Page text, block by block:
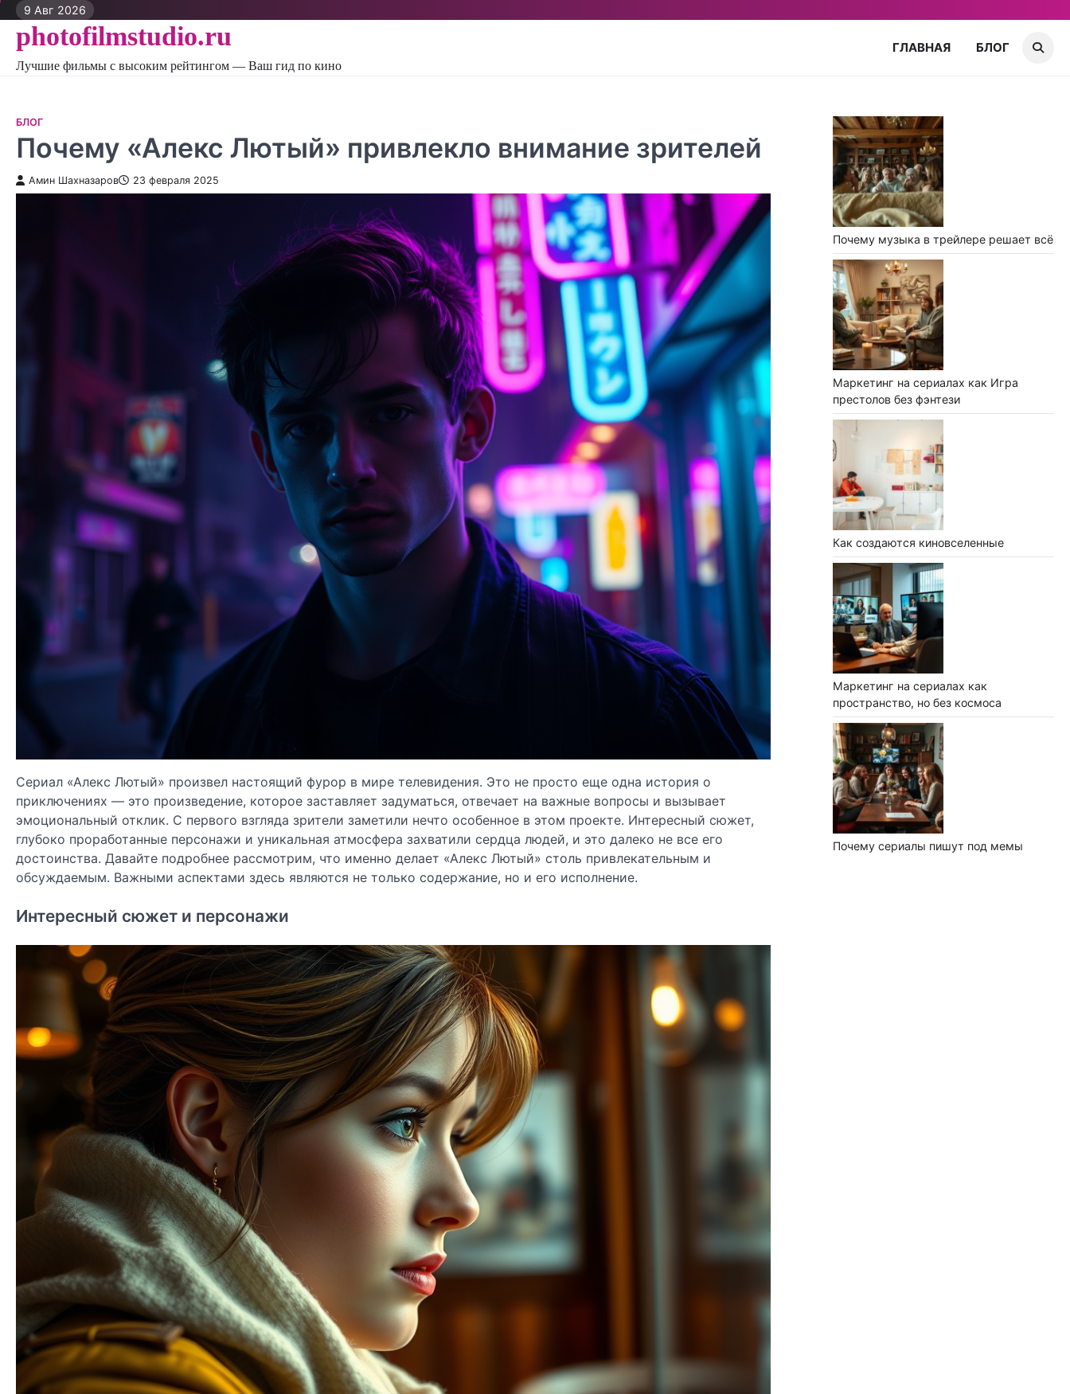
Перейти
контенту
9 Авг 2026
photofilmstudio.ru
Лучшие фильмы с высоким рейтингом — Ваш гид по кино
ГЛАВНАЯ БЛОГ
БЛОГ
Почему «Алекс Лютый» привлекло внимание зрителей
Амин Шахназаров 23 февраля 2025
Сериал «Алекс Лютый» произвел настоящий фурор в мире телевидения. Это не просто еще одна история о
приключениях — это произведение, которое заставляет задуматься, отвечает на важные вопросы и вызывает
эмоциональный отклик. С первого взгляда зрители заметили нечто особенное в этом проекте. Интересный сюжет,
глубоко проработанные персонажи и уникальная атмосфера захватили сердца людей, и это далеко не все его
достоинства. Давайте подробнее рассмотрим, что именно делает «Алекс Лютый» столь привлекательным и
обсуждаемым. Важными аспектами здесь являются не только содержание, но и его исполнение.
Интересный сюжет и персонажи
Почему музыка в трейлере решает всё
Маркетинг на сериалах как Игра
престолов без фэнтези
Как создаются киновселенные
Маркетинг на сериалах как
пространство, но без космоса
Почему сериалы пишут под мемы